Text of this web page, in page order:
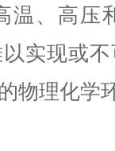
温、高压
实现或
物理化学